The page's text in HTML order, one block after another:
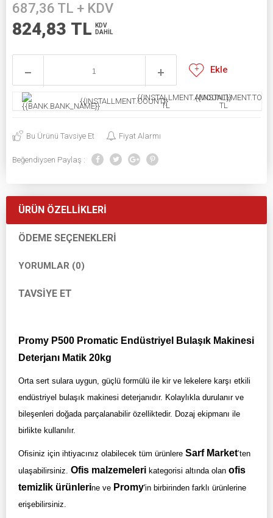
687,36 TL + KDV
824,83 TL
KDV
DAHİL
Ekle
{{INSTALLMENT.COUNT}}{{INSTALLMENT.AMOUNT}}
TL
TL
Bu Ürünü Tavsiye Et Fiyat Alarmı
Beğendiysen Paylaş :
ÜRÜN ÖZELLIKLERI
ÖDEME SEÇENEKLERI
YORUMLAR (0)
TAVSIYE ET
Promy P500 Promatic Endüstriyel Bulaşık Makinesi
Deterjanı Matik 20kg
Orta sert sulara uygun, güçlü formülü ile kir ve lekelere karşı etkili
endüstriyel bulaşık makinesi deterjanıdır. Kolaylıkla durulanır ve
bileşenleri doğada parçalanabilir özelliktedir. Dozaj ekipmanı ile
birlikte kullanılır.
Ofisiniz için ihtiyacınız olabilecek tüm ürünlere Sarf Market’ten
ulaşabilirsiniz. Ofis malzemeleri kategorisi altında olan ofis
temizlik ürünlerine ve Promy'in birbirinden farklı ürünlerine
erişebilirsiniz.